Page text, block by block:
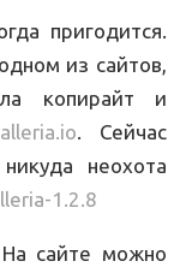
пригодится.
из сайтов,
копирайт и
. Сейчас
неохота
1.2.8
На сайте можно